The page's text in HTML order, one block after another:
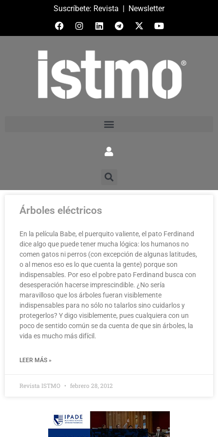
Suscríbete: Revista | Newsletter
Árboles eléctricos
En la película Babe, el puerquito valiente, el pato Ferdinand
dice algo que puede tener mucha lógica: los humanos no
comen gatos ni perros (con excepción de algunas latitudes,
o al menos eso es lo que cuenta la gente) porque son
indispensables. Por eso el pobre pato Ferdinand busca con
desesperación hacerse imprescindible. ¿No sería
maravilloso que los árboles fueran visiblemente
indispensables para no sólo no talarlos sino cuidarlos y
protegerlos? Y digo visiblemente, pues cualquiera con un
poco de sentido común se da cuenta de que sin árboles, la
vida es mucho más difícil.
LEER MÁS »
Revista ISTMO febrero 28, 2012